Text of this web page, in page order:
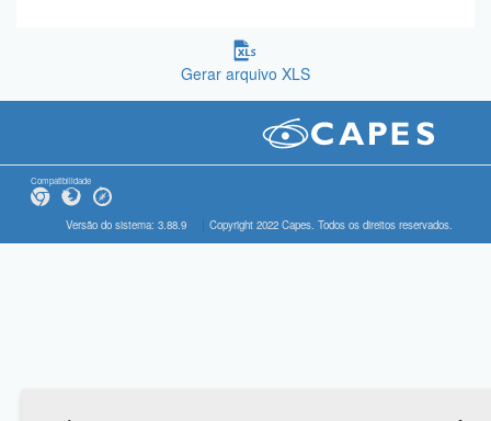
Gerar arquivo XLS
Compatibilidade
Versão do sistema: 3.88.9 Copyright 2022 Capes. Todos os direitos reservados.